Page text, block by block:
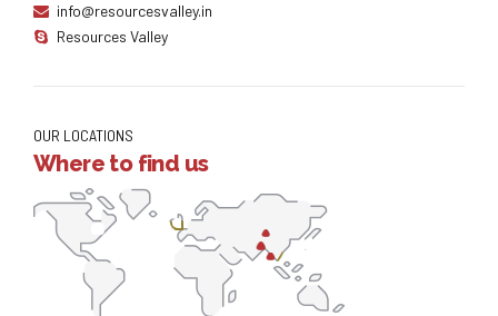
info@resourcesvalley.in
Resources Valley
OUR LOCATIONS
Where to find us